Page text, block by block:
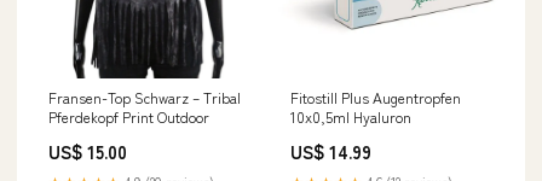
Fransen-Top Schwarz – Tribal
Pferdekopf Print Outdoor
US$ 15.00
Fitostill Plus Augentropfen
10x0,5ml Hyaluron
US$ 14.99